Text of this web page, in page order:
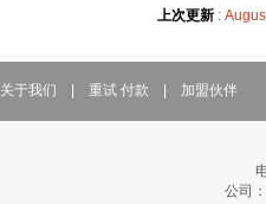
上次更新 :
关于我们 重试 付款 加盟伙伴
公司